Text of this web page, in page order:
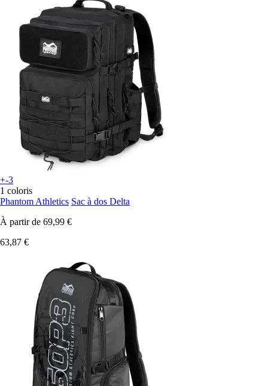
+-3
1 coloris
Phantom Athletics Sac à dos Delta
À partir de 69,99 €
63,87 €